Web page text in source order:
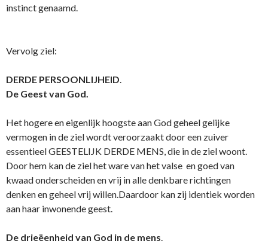
instinct genaamd.
Vervolg ziel:
DERDE PERSOONLIJHEID.
De Geest van God.
Het hogere en eigenlijk hoogste aan God geheel gelijke
vermogen in de ziel wordt veroorzaakt door een zuiver
essentieel GEESTELIJK DERDE MENS, die in de ziel woont.
Door hem kan de ziel het ware van het valse en goed van
kwaad o­nderscheiden en vrij in alle denkbare richtingen
denken en geheel vrij willen.Daardoor kan zij identiek worden
aan haar inwonende geest.
De drieëenheid van God in de mens.